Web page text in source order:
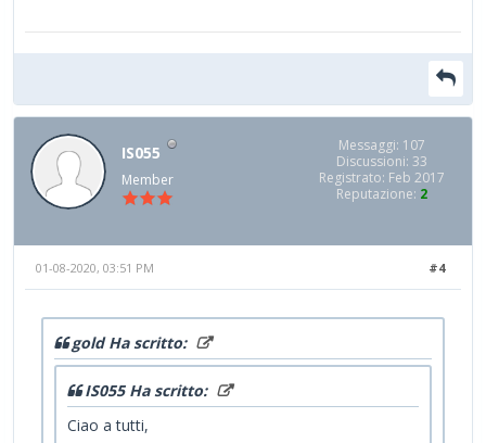
IS055
Member
Messaggi: 107
Discussioni: 33
Registrato: Feb 2017
Reputazione: 2
#4
01-08-2020, 03:51 PM
gold Ha scritto:
IS055 Ha scritto:
Ciao a tutti,